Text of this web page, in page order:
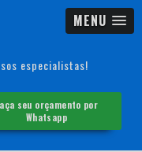
MENU
especialistas!
seu orçamento por
Whatsapp